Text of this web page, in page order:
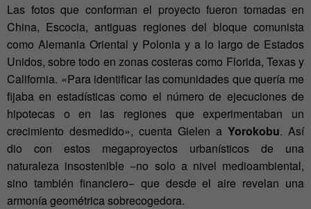
Las fotos que conforman el proyecto fueron tomadas en
China, Escocia, antiguas regiones del bloque comunista
como Alemania Oriental y Polonia y a lo largo de Estados
Unidos, sobre todo en zonas costeras como Florida, Texas y
California. «Para identificar las comunidades que quería me
fijaba en estadísticas como el número de ejecuciones de
hipotecas o en las regiones que experimentaban un
crecimiento desmedido», cuenta Gielen a Yorokobu. Así
dio con estos megaproyectos urbanísticos de una
naturaleza insostenible −no solo a nivel medioambiental,
sino también financiero− que desde el aire revelan una
armonía geométrica sobrecogedora.